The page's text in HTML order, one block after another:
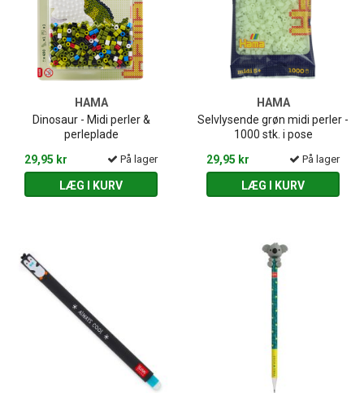
HAMA
Dinosaur - Midi perler &
perleplade
29,95 kr
På lager
LÆG I KURV
HAMA
Selvlysende grøn midi perler -
1000 stk. i pose
29,95 kr
På lager
LÆG I KURV